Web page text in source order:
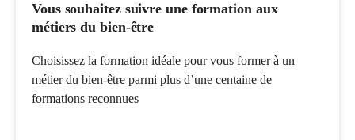
Vous souhaitez suivre une formation aux
métiers du bien-être
Choisissez la formation idéale pour vous former à un
métier du bien-être parmi plus d’une centaine de
formations reconnues